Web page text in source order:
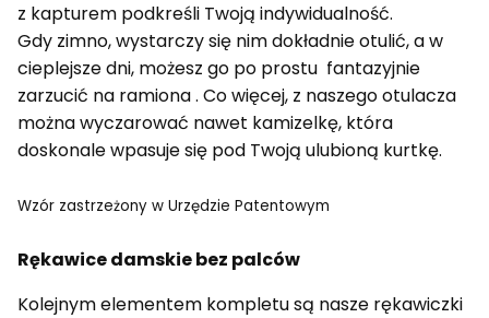
z kapturem podkreśli Twoją indywidualność.
Gdy zimno, wystarczy się nim dokładnie otulić, a w
cieplejsze dni, możesz go po prostu fantazyjnie
zarzucić na ramiona . Co więcej, z naszego otulacza
można wyczarować nawet kamizelkę, która
doskonale wpasuje się pod Twoją ulubioną kurtkę.
Wzór zastrzeżony w Urzędzie Patentowym
Rękawice damskie bez palców
Kolejnym elementem kompletu są nasze rękawiczki